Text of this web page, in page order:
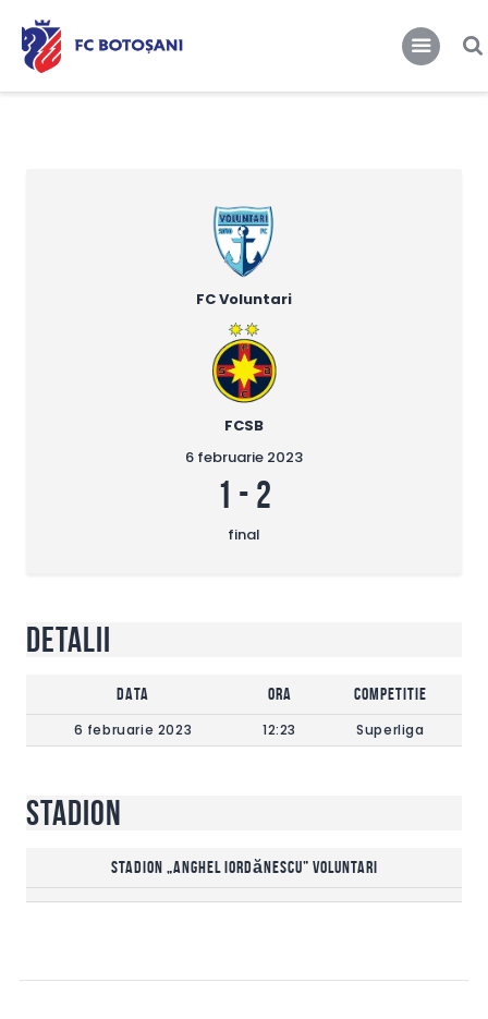
Club
Stiri
FC Voluntari
FCSB
6 februarie 2023
1 - 2
final
Detalii
DATA Ora
Competitie
6 februarie 2023
12:23 Superliga
Stadion
Stadion „Anghel Iordănescu” Voluntari